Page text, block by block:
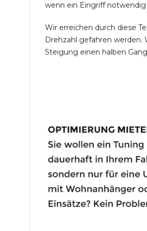
wenn ein Eingriff
Wir erreichen durch diese
Drehzahl gefahren werden.
Steigung einen halben